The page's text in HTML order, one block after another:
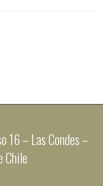
16 – Las Condes –
Chile